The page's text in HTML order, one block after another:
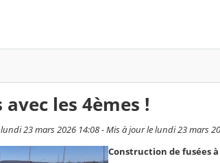
avec les 4èmes !
lundi 23 mars 2026 14:08 - Mis à jour le lundi 23 mars
Construction de fusées